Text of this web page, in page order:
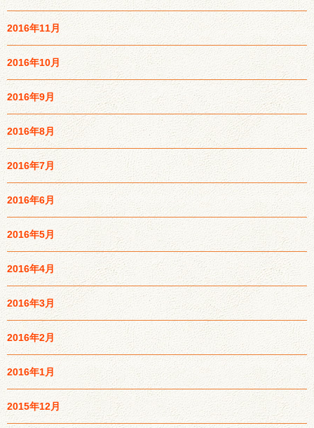
2016年11月
2016年10月
2016年9月
2016年8月
2016年7月
2016年6月
2016年5月
2016年4月
2016年3月
2016年2月
2016年1月
2015年12月